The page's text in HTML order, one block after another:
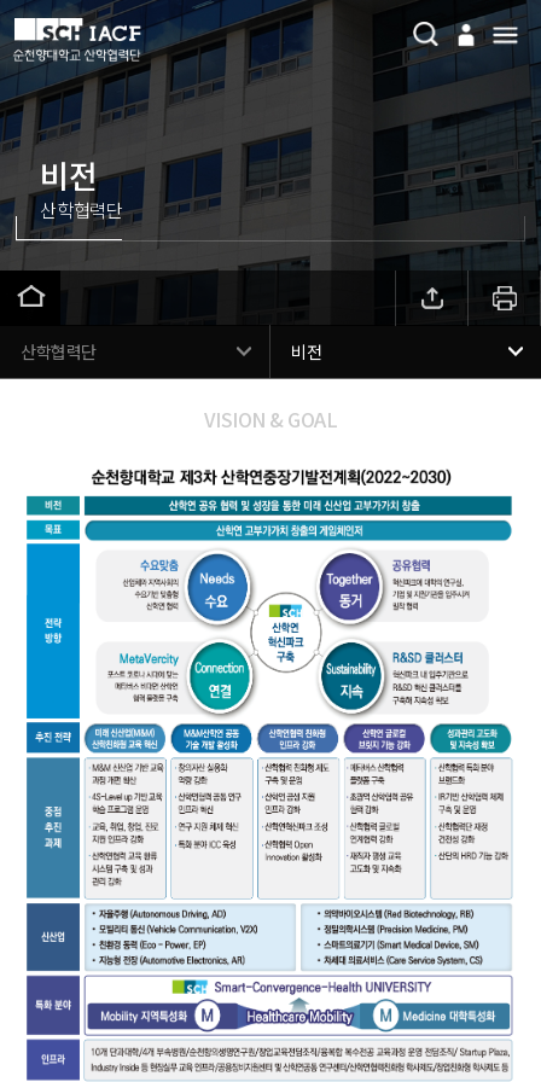
비전
산학협력단
산학협력단 비전
VISION & GOAL